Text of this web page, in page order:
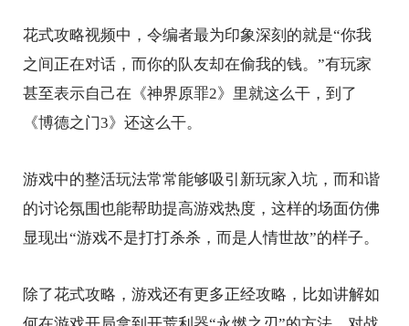
花式攻略视频中，令编者最为印象深刻的就是“你我
之间正在对话，而你的队友却在偷我的钱。”有玩家
甚至表示自己在《神界原罪2》里就这么干，到了
《博德之门3》还这么干。
游戏中的整活玩法常常能够吸引新玩家入坑，而和谐
的讨论氛围也能帮助提高游戏热度，这样的场面仿佛
显现出“游戏不是打打杀杀，而是人情世故”的样子。
除了花式攻略，游戏还有更多正经攻略，比如讲解如